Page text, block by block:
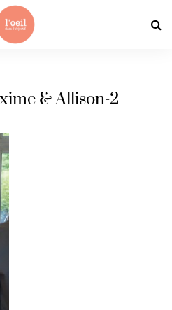
& Allison-2